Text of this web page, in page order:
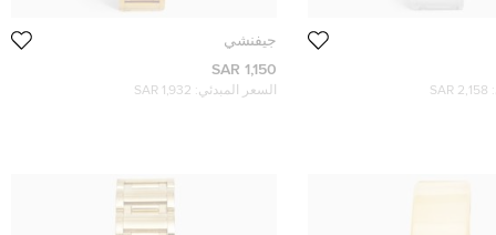
2,158 SAR
جيفنشي
1,150 SAR
السعر المبدئي: 1,932 SAR